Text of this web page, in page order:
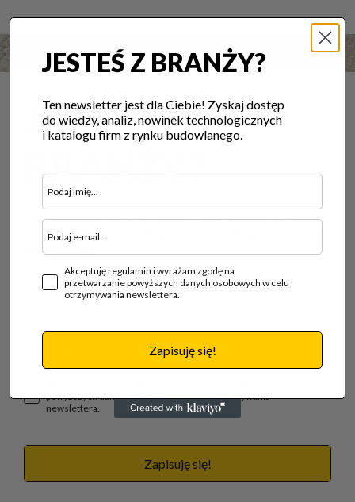
JESTEŚ Z
BRANŻY?
Ten newsletter jest dla Ciebie! Zyskaj dostęp do wiedzy,
analiz, nowinek technologicznych i katalogu firm z rynku
powyższych danych osobowych w celu otrzymywania
newslettera.
Zapisuję się!
JESTEŚ Z BRANŻY?
Ten newsletter jest dla Ciebie! Zyskaj dostęp
do wiedzy, analiz, nowinek technologicznych
i katalogu firm z rynku budowlanego.
Akceptuję regulamin i wyrażam zgodę na
przetwarzanie powyższych danych osobowych w celu
otrzymywania newslettera.
Zapisuję się!